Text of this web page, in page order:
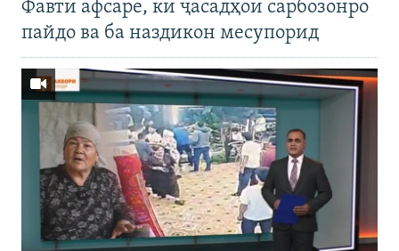
Фавти афсаре, ки ҷасадҳои сарбозонро
пайдо ва ба наздикон месупорид